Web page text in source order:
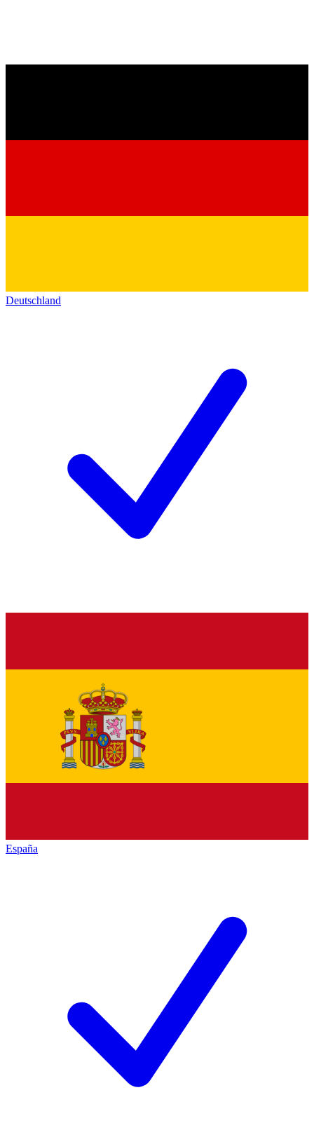
Deutschland
España